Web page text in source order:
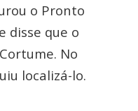
o Pronto
disse que o
No
localizá-lo.